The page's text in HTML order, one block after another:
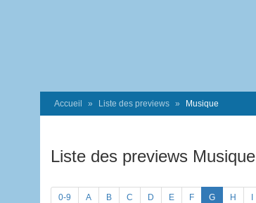
Accueil Liste des previews Musique
Liste des previews Musique
0-9 A B C D E F G H